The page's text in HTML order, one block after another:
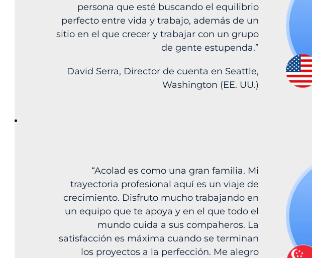
persona que esté buscando el equilibrio
perfecto entre vida y trabajo, además de un
sitio en el que crecer y trabajar con un grupo
de gente estupenda.”
David Serra, Director de cuenta en Seattle,
Washington (EE. UU.)
“Acolad es como una gran familia. Mi
trayectoria profesional aquí es un viaje de
crecimiento. Disfruto mucho trabajando en
un equipo que te apoya y en el que todo el
mundo cuida a sus compaheros. La
satisfacción es máxima cuando se terminan
los proyectos a la perfección. Me alegro